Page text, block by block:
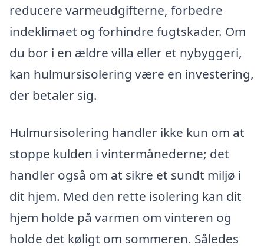
reducere varmeudgifterne, forbedre
indeklimaet og forhindre fugtskader. Om
du bor i en ældre villa eller et nybyggeri,
kan hulmursisolering være en investering,
der betaler sig.
Hulmursisolering handler ikke kun om at
stoppe kulden i vintermånederne; det
handler også om at sikre et sundt miljø i
dit hjem. Med den rette isolering kan dit
hjem holde på varmen om vinteren og
holde det køligt om sommeren. Således